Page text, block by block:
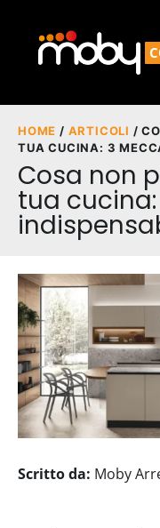
HOME / ARTICOLI /
TUA CUCINA: 3
Cosa non
tua
Scritto da: Moby